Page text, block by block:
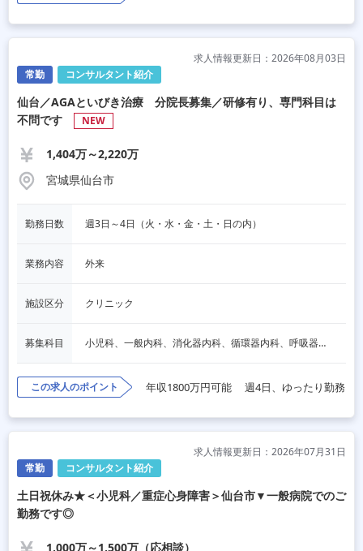
常勤 コンサルタント紹介
求人情報更新日：2026年08月03日
仙台／AGAといびき治療 分院長募集／研修有り、専門科目は
不問です
NEW
1,404万～2,220万
宮城県仙台市
勤務日数 週3日～4日（火・水・金・土・日の内）
業務内容 外来
施設区分 クリニック
募集科目 小児科、一般内科、消化器内科、循環器内科、呼吸器内科、血液内科、心療内科、脳神経内科、内分泌内科、老人内科、一般外科、消化器外科、心臓外科、呼吸器外科、脳神経外科、整形外科、形成外科、リハビリテーション科、産婦人科、婦人科、精神科、眼科、耳鼻咽喉科、皮膚科、泌尿器科、放射線科、人工透析、麻酔科、美容外科、人間ドック・検診、その他
この求人のポイント 年収1800万円可能 週4日、ゆったり勤務
常勤 コンサルタント紹介
求人情報更新日：2026年07月31日
土日祝休み★＜小児科／重症心身障害＞仙台市▼一般病院でのご
勤務です◎
1,000万～1,500万（応相談）